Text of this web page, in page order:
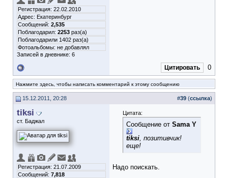
Регистрация: 22.02.2010
Адрес: Екатеринбург
Сообщений: 2,535
Поблагодарил: 2253 раз(а)
Поблагодарили 1402 раз(а)
Фотоальбомы: не добавлял
Записей в дневнике: 6
Цитировать 0
Нажмите здесь, чтобы написать комментарий к этому сообщению
15.12.2011, 20:28 #39 (ссылка)
tiksi
ст. Баджал
Регистрация: 21.07.2009
Сообщений: 7,818
Цитата:
Сообщение от Sama Y
tiksi, позитивчик!
еще!
Надо поискать.